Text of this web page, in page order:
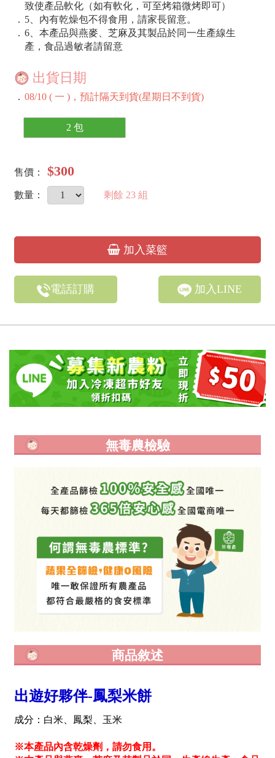
致使產品軟化（如有軟化，可至烤箱微烤即可）
． 5、內有乾燥包不得食用，請家長留意。
． 6、本產品與燕麥、芝麻及其製品於同一生產線生
產，食品過敏者請留意
出貨日期
． 08/10 ( 一 )，預計隔天到貨(星期日不到貨)
2 包
售價： $300
數量： 剩餘 23 組
加入菜籃
電話訂購 加入LINE
無毒農檢驗
商品敘述
出遊好夥伴-鳳梨米餅
成分：白米、鳳梨、玉米
※本產品內含乾燥劑，請勿食用。